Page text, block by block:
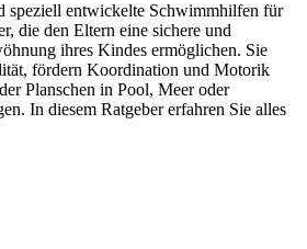
speziell entwickelte Schwimmhilfen für
die den Eltern eine sichere und
ihres Kindes ermöglichen. Sie
fördern Koordination und Motorik
Planschen in Pool, Meer oder
In diesem Ratgeber erfahren Sie alles